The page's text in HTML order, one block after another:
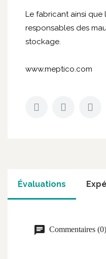
Le fabricant ainsi que
responsables des
stockage.
www.meptico.com
Évaluations
Commentaires (0)